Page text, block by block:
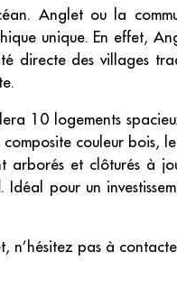
Anglet ou la
unique. En effet,
directe des villages
10 logements
couleur bois,
et clôturés à
. Idéal pour un
n’hésitez pas à